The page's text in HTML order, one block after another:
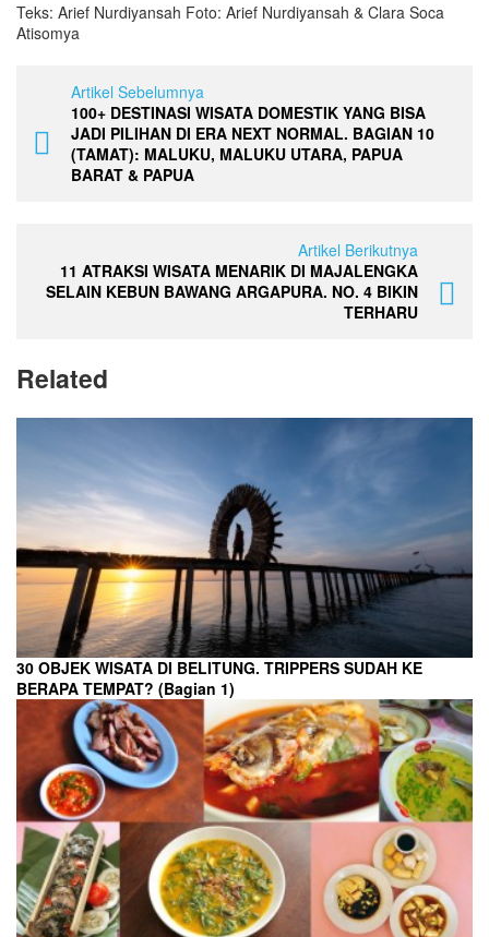
Teks: Arief Nurdiyansah Foto: Arief Nurdiyansah & Clara Soca
Atisomya
Artikel Sebelumnya
100+ DESTINASI WISATA DOMESTIK YANG BISA
JADI PILIHAN DI ERA NEXT NORMAL. BAGIAN 10
(TAMAT): MALUKU, MALUKU UTARA, PAPUA
BARAT & PAPUA
Artikel Berikutnya
11 ATRAKSI WISATA MENARIK DI MAJALENGKA
SELAIN KEBUN BAWANG ARGAPURA. NO. 4 BIKIN
TERHARU
Related
30 OBJEK WISATA DI BELITUNG. TRIPPERS SUDAH KE
BERAPA TEMPAT? (Bagian 1)